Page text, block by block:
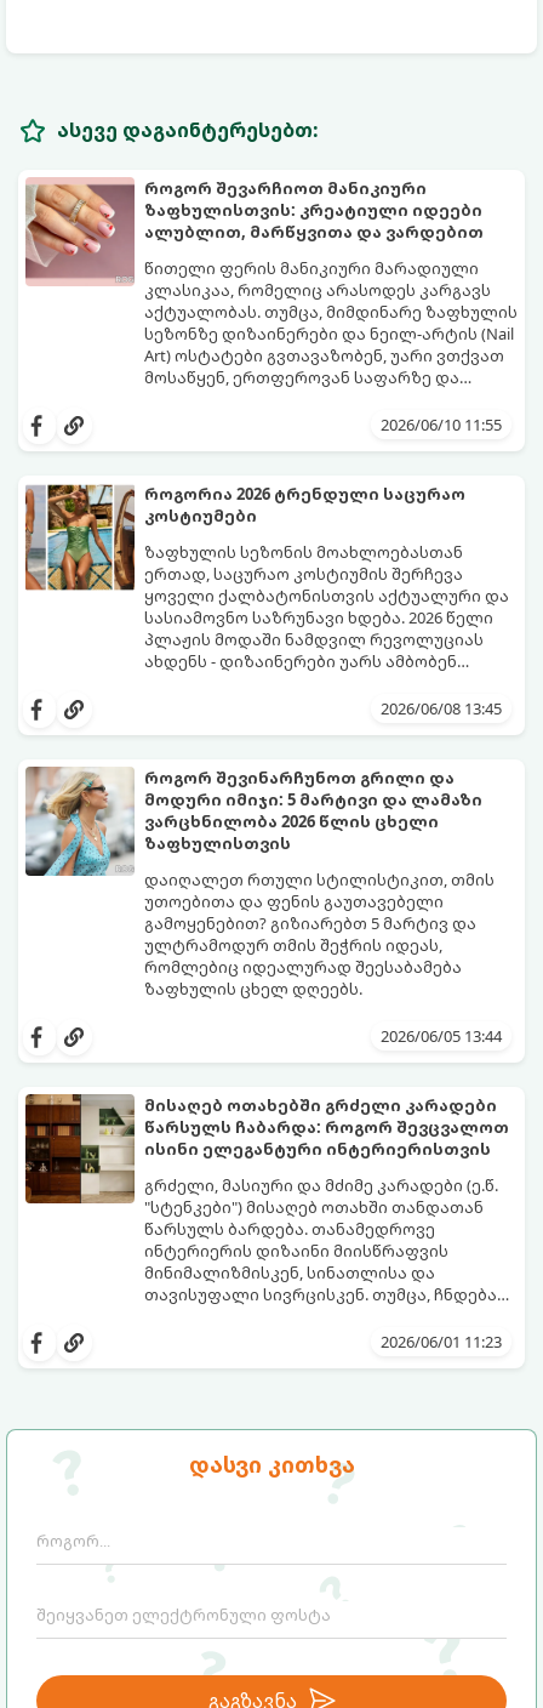
დასვი კითხვა
გაგზავნა
ასევე დაგაინტერესებთ:
როგორ შევარჩიოთ მანიკიური
ზაფხულისთვის: კრეატიული იდეები
ალუბლით, მარწყვითა და ვარდებით
წითელი ფერის მანიკიური მარადიული
კლასიკაა, რომელიც არასოდეს კარგავს
აქტუალობას. თუმცა, მიმდინარე ზაფხულის
სეზონზე დიზაინერები და ნეილ-არტის (Nail
Art) ოსტატები გვთავაზობენ, უარი ვთქვათ
მოსაწყენ, ერთფეროვან საფარზე და
წვნიანი და რომანტიკული განწყობა
კლასიკური ალისფერიდან დაწყებული,
ექსპერიმენტებისთვის. გაიგეთ, რომელი
სამი მთავარი პრინტი იქნება ივნისის
ყველაზე ცხელი ტრენდი ფრჩხილების
მოდაში:
2026/06/10 11:55
როგორია 2026 ტრენდული საცურაო
კოსტიუმები
ზაფხულის სეზონის მოახლოებასთან
ერთად, საცურაო კოსტიუმის შერჩევა
ყოველი ქალბატონისთვის აქტუალური და
სასიამოვნო საზრუნავი ხდება. 2026 წელი
პლაჟის მოდაში ნამდვილ რევოლუციას
ახდენს - დიზაინერები უარს ამბობენ
აქცენტს აკეთებენ კომფორტის,
გაძლევთ იყოთ მაქსიმალურად თამამი,
კომფორტულად იგრძნოთ. გაიგეთ,
რომელი საცურაო კოსტიუმები იქნება 2026
წლის ზაფხულის მთავარი ჰიტი:
2026/06/08 13:45
როგორ შევინარჩუნოთ გრილი და
მოდური იმიჯი: 5 მარტივი და ლამაზი
ვარცხნილობა 2026 წლის ცხელი
ზაფხულისთვის
დაიღალეთ რთული სტილისტიკით, თმის
უთოებითა და ფენის გაუთავებელი
გამოყენებით? გიზიარებთ 5 მარტივ და
ულტრამოდურ თმის შეჭრის იდეას,
რომლებიც იდეალურად შეესაბამება
ზაფხულის ცხელ დღეებს.
სცდება, ხოლო ჰაერის ტენიანობა პიკს
არის იმის დრო, რომ 45 წუთი დახარჯოთ
თმის დახვევაზე, ფენთან ბრძოლაში
ოფლით და მერე მთელი დღე შუბლზე
მიწებებულ წინამოს ეჩხუბოთ.
წარმოგიდგენთ 5 მოდურ იდეას, რომლებიც
ზაფხულში მაქსიმალურ კომფორტსა და
გრილ განწყობას შეგინარჩუნებთ:
2026/06/05 13:44
მისაღებ ოთახებში გრძელი კარადები ​​
წარსულს ჩაბარდა: როგორ შევცვალოთ
ისინი ელეგანტური ინტერიერისთვის
გრძელი, მასიური და მძიმე კარადები (ე.წ.
"სტენკები") მისაღებ ოთახში თანდათან
წარსულს ბარდება. თანამედროვე
ინტერიერის დიზაინი მიისწრაფვის
მინიმალიზმისკენ, სინათლისა და
თავისუფალი სივრცისკენ. თუმცა, ჩნდება
ან ჭურჭელი ისე, რომ ოთახი მოდურადაც
დიდი კარადის საუკეთესო და დახვეწილი
2026/06/01 11:23